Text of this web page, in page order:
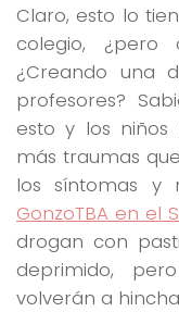
Claro, esto lo
colegio, ¿pero
¿Creando una
profesores?
esto y los niños
más traumas
los síntomas y
GonzoTBA en el
drogan con
deprimido,
volverán a